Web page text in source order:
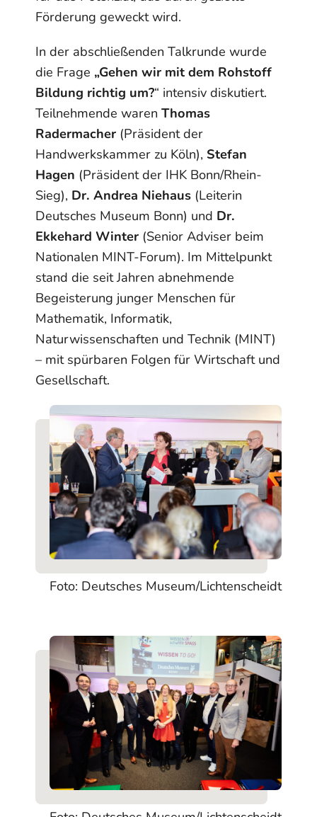
Förderung geweckt wird.
In der abschließenden Talkrunde wurde
die Frage „Gehen wir mit dem Rohstoff
Bildung richtig um?“ intensiv diskutiert.
Teilnehmende waren Thomas
Radermacher (Präsident der
Handwerkskammer zu Köln), Stefan
Hagen (Präsident der IHK Bonn/Rhein-
Sieg), Dr. Andrea Niehaus (Leiterin
Deutsches Museum Bonn) und Dr.
Ekkehard Winter (Senior Adviser beim
Nationalen MINT-Forum). Im Mittelpunkt
stand die seit Jahren abnehmende
Begeisterung junger Menschen für
Mathematik, Informatik,
Naturwissenschaften und Technik (MINT)
– mit spürbaren Folgen für Wirtschaft und
Gesellschaft.
Foto: Deutsches Museum/Lichtenscheidt